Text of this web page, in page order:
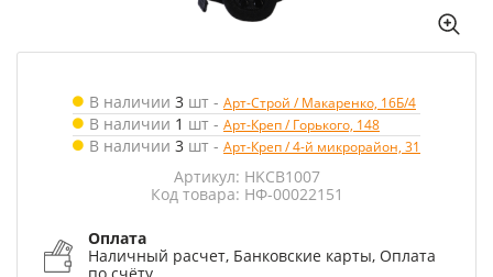
В наличии 3 шт - Арт-Строй / Макаренко, 16Б/4
В наличии 1 шт - Арт-Креп / Горького, 148
В наличии 3 шт - Арт-Креп / 4-й микрорайон, 31
Артикул: HKCB1007
Код товара: НФ-00022151
Оплата
Наличный расчет, Банковские карты, Оплата